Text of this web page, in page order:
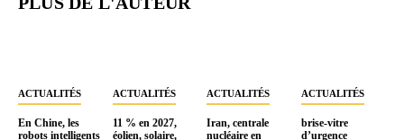
ACTUALITÉS
En Chine, les
robots intelligents
ACTUALITÉS
11 % en 2027,
éolien, solaire,
ACTUALITÉS
Iran, centrale
nucléaire en
ACTUALITÉS
brise-vitre
d’urgence